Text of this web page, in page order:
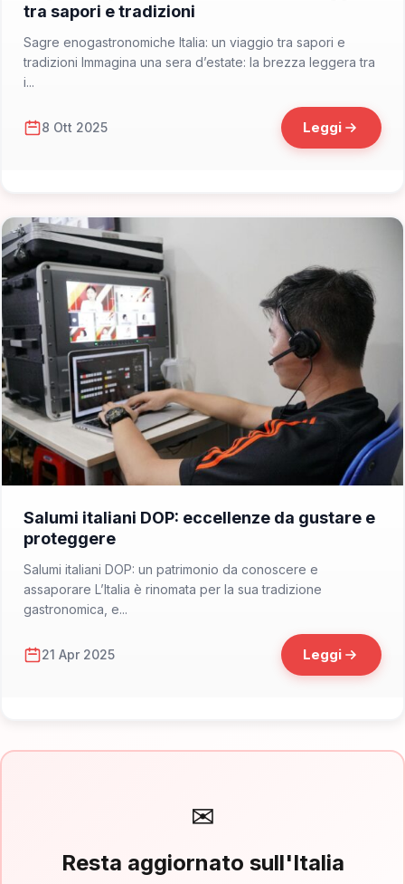
tra sapori e tradizioni
Sagre enogastronomiche Italia: un viaggio tra sapori e
tradizioni Immagina una sera d’estate: la brezza leggera tra
i...
8 Ott 2025 Leggi
Salumi italiani DOP: eccellenze da gustare e
proteggere
Salumi italiani DOP: un patrimonio da conoscere e
assaporare L’Italia è rinomata per la sua tradizione
gastronomica, e...
21 Apr 2025 Leggi
✉
Resta aggiornato sull'Italia